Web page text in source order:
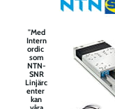
"Med
Intern
ordic
som
NTN-
SNR
Linjärc
enter
kan